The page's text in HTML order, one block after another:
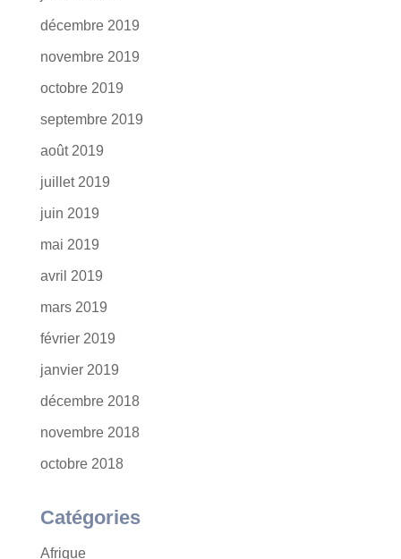
décembre 2019
novembre 2019
octobre 2019
septembre 2019
août 2019
juillet 2019
juin 2019
mai 2019
avril 2019
mars 2019
février 2019
janvier 2019
décembre 2018
novembre 2018
octobre 2018
Catégories
Afrique